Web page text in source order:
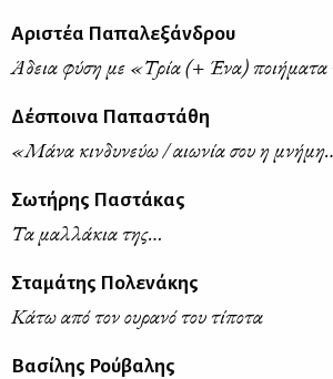
Αριστέα Παπαλεξάνδρου
Άδεια φύση με «Τρία (+ Ένα) ποιήματα
Δέσποινα Παπαστάθη
«Μάνα κινδυνεύω / αιωνία σου η
Σωτήρης Παστάκας
Τα μαλλάκια της…
Σταμάτης Πολενάκης
Κάτω από τον ουρανό του τίποτα
Bασίλης Ρούβαλης